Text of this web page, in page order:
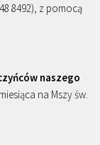
8492), z pomocą
naszego
na Mszy św.